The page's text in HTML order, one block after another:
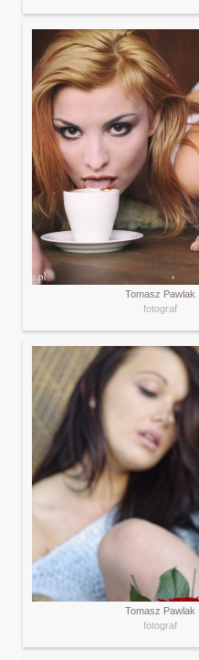
Tomasz Pawlak
fotograf
Tomasz Pawlak
fotograf